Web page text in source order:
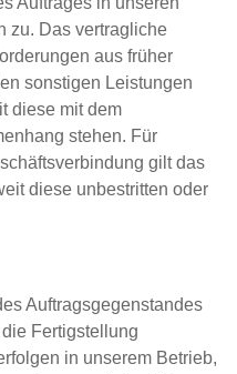
zu. Das vertragliche
aus früher
sonstigen Leistungen
diese mit dem
stehen. Für
gilt das
diese unbestritten oder
Auftragsgegenstandes
Fertigstellung
in unserem Betrieb,